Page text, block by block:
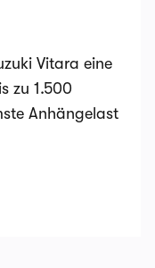
Vitara eine
zu 1.500
Anhängelast